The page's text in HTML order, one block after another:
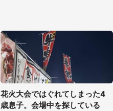
花火大会ではぐれてしまった4
歳息子。会場中を探している